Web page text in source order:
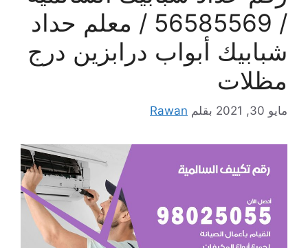
/ 56585569 / معلم حداد
شبابيك أبواب درابزين درج
مظلات
مايو 30, 2021 بقلم Rawan